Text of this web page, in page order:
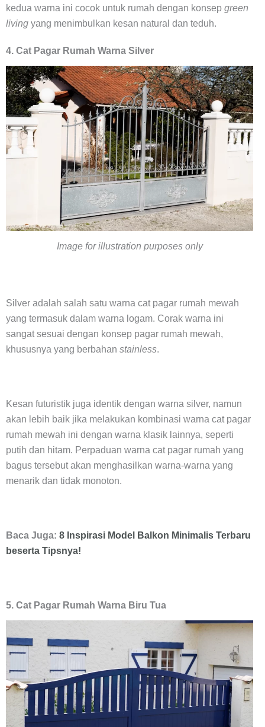
kedua warna ini cocok untuk rumah dengan konsep green
living yang menimbulkan kesan natural dan teduh.
4. Cat Pagar Rumah Warna Silver
Image for illustration purposes only
Silver adalah salah satu warna cat pagar rumah mewah
yang termasuk dalam warna logam. Corak warna ini
sangat sesuai dengan konsep pagar rumah mewah,
khususnya yang berbahan stainless.
Kesan futuristik juga identik dengan warna silver, namun
akan lebih baik jika melakukan kombinasi warna cat pagar
rumah mewah ini dengan warna klasik lainnya, seperti
putih dan hitam. Perpaduan warna cat pagar rumah yang
bagus tersebut akan menghasilkan warna-warna yang
menarik dan tidak monoton.
Baca Juga: 8 Inspirasi Model Balkon Minimalis Terbaru
beserta Tipsnya!
5. Cat Pagar Rumah Warna Biru Tua